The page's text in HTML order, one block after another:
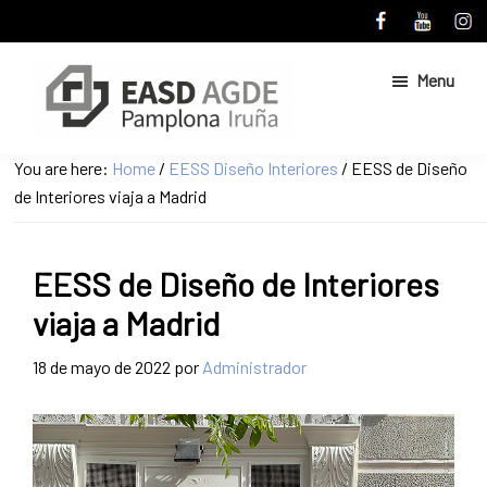
to
content
to
Escuela
de
Arte
de
Diseño
de
Pamplona
Sitio
web
Escuela
Arte
y
de
Diseño
de
Menu
You are here: Home / EESS Diseño Interiores / EESS de Diseño
de Interiores viaja a Madrid
EESS de Diseño de Interiores
viaja a Madrid
18 de mayo de 2022 por Administrador